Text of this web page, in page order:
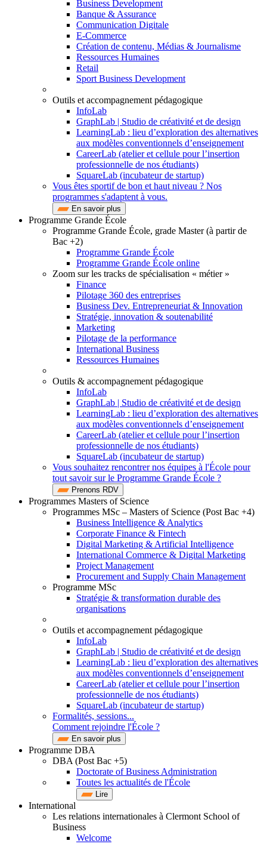
Business Development
Banque & Assurance
Communication Digitale
E-Commerce
Création de contenu, Médias & Journalisme
Ressources Humaines
Retail
Sport Business Development
Outils et accompagnement pédagogique
InfoLab
GraphLab | Studio de créativité et de design
LearningLab : lieu d’exploration des alternatives
aux modèles conventionnels d’enseignement
CareerLab (atelier et cellule pour l’insertion
professionnelle de nos étudiants)
SquareLab (incubateur de startup)
Vous êtes sportif de bon et haut niveau ? Nos
programmes s'adaptent à vous.
En savoir plus
Programme Grande École
Programme Grande École, grade Master (à partir de
Bac +2)
Programme Grande École
Programme Grande École online
Zoom sur les tracks de spécialisation « métier »
Finance
Pilotage 360 des entreprises
Business Dev. Entrepreneuriat & Innovation
Stratégie, innovation & soutenabilité
Marketing
Pilotage de la performance
International Business
Ressources Humaines
Outils & accompagnement pédagogique
InfoLab
GraphLab | Studio de créativité et de design
LearningLab : lieu d’exploration des alternatives
aux modèles conventionnels d’enseignement
CareerLab (atelier et cellule pour l’insertion
professionnelle de nos étudiants)
SquareLab (incubateur de startup)
Vous souhaitez rencontrer nos équipes à l'École pour
tout savoir sur le Programme Grande École ?
Prenons RDV
Programmes Masters of Science
Programmes MSc – Masters of Science (Post Bac +4)
Business Intelligence & Analytics
Corporate Finance & Fintech
Digital Marketing & Artificial Intelligence
International Commerce & Digital Marketing
Project Management
Procurement and Supply Chain Management
Programme MSc
Stratégie & transformation durable des
organisations
Outils et accompagnement pédagogique
InfoLab
GraphLab | Studio de créativité et de design
LearningLab : lieu d’exploration des alternatives
aux modèles conventionnels d’enseignement
CareerLab (atelier et cellule pour l’insertion
professionnelle de nos étudiants)
SquareLab (incubateur de startup)
Formalités, sessions...
Comment rejoindre l'École ?
En savoir plus
Programme DBA
DBA (Post Bac +5)
Doctorate of Business Administration
Toutes les actualités de l'École
Lire
International
Les relations internationales à Clermont School of
Business
Welcome